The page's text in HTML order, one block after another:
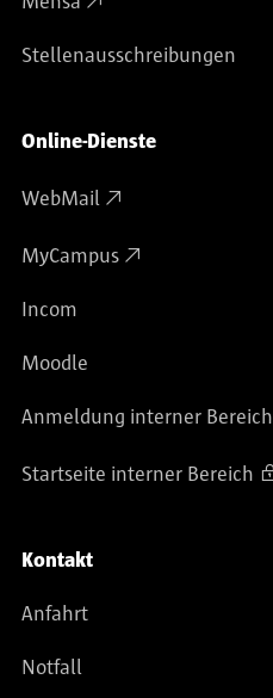
Stellenausschreibungen
Online-Dienste
WebMail
MyCampus
Incom
Moodle
Anmeldung interner Bereich
Startseite interner Bereich
Kontakt
Anfahrt
Notfall